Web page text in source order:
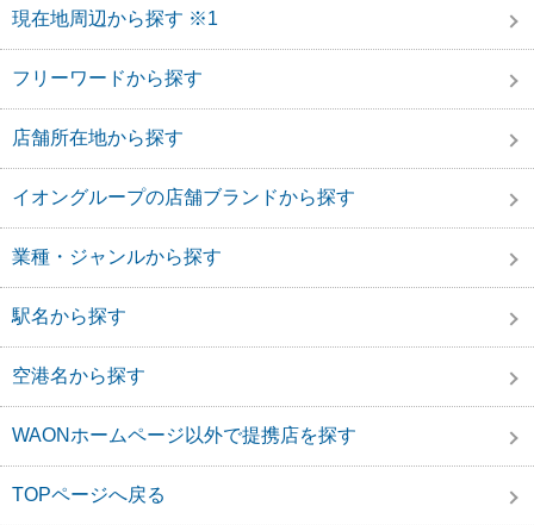
現在地周辺から探す ※1
フリーワードから探す
店舗所在地から探す
イオングループの店舗ブランドから探す
業種・ジャンルから探す
駅名から探す
空港名から探す
WAONホームページ以外で提携店を探す
TOPページへ戻る